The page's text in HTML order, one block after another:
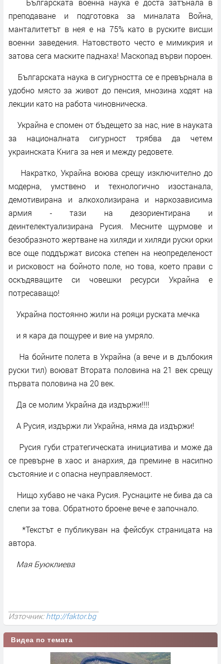
Българската военна наука е доста затънала в
преподаване и подготовка за миналата Война,
манталитетът в нея е на 75% като в руските висши
военни заведения. Натовството често е мимикрия и
затова сега маските паднаха! Маскопад върви пороен.
Българската наука в сигурността се е превърнала в
удобно място за живот до пенсия, мнозина ходят на
лекции като на работа чиновническа.
Украйна е спомен от бъдещето за нас, ние в науката
за националната сигурност трябва да четем
украинската Книга за нея и между редовете.
Накратко, Украйна воюва срещу изключително до
модерна, умствено и технологично изостанала,
демотивирана и алкохолизирана и наркозависима
армия - тази на дезориентирана и
деинтелектуализирана Русия. Месните щурмове и
безобразното жертване на хиляди и хиляди руски орки
все още поддържат висока степен на неопределеност
и рисковост на бойното поле, но това, което прави с
оскъдяващите си човешки ресурси Украйна е
потресаващо!
Украйна постоянно жили на рояци руската мечка
и я кара да пощурее и вие на умряло.
На бойните полета в Украйна (а вече и в дълбокия
руски тил) воюват Втората половина на 21 век срещу
първата половина на 20 век.
Да се молим Украйна да издържи!!!!
А Русия, издържи ли Украйна, няма да издържи!
Русия губи стратегическата инициатива и може да
се превърне в хаос и анархия, да премине в насипно
състояние и с опасна неуправляемост.
Нищо хубаво не чака Русия. Руснаците не бива да са
слепи за това. Обратното броене вече е започнало.
*Текстът е публикуван на фейсбук страницата на
автора.
Мая Буюклиева
Източник:http://faktor.bg
Видеа по темата